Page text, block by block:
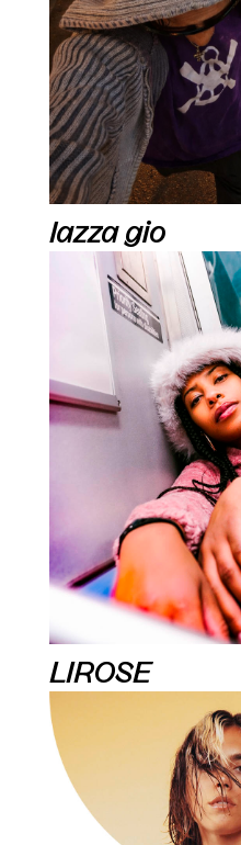
lazza gio
LIROSE